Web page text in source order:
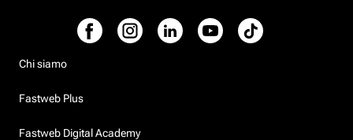
Chi siamo
Fastweb Plus
Fastweb Digital Academy